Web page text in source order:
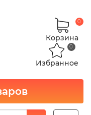
Корзина
0
Избранное
0